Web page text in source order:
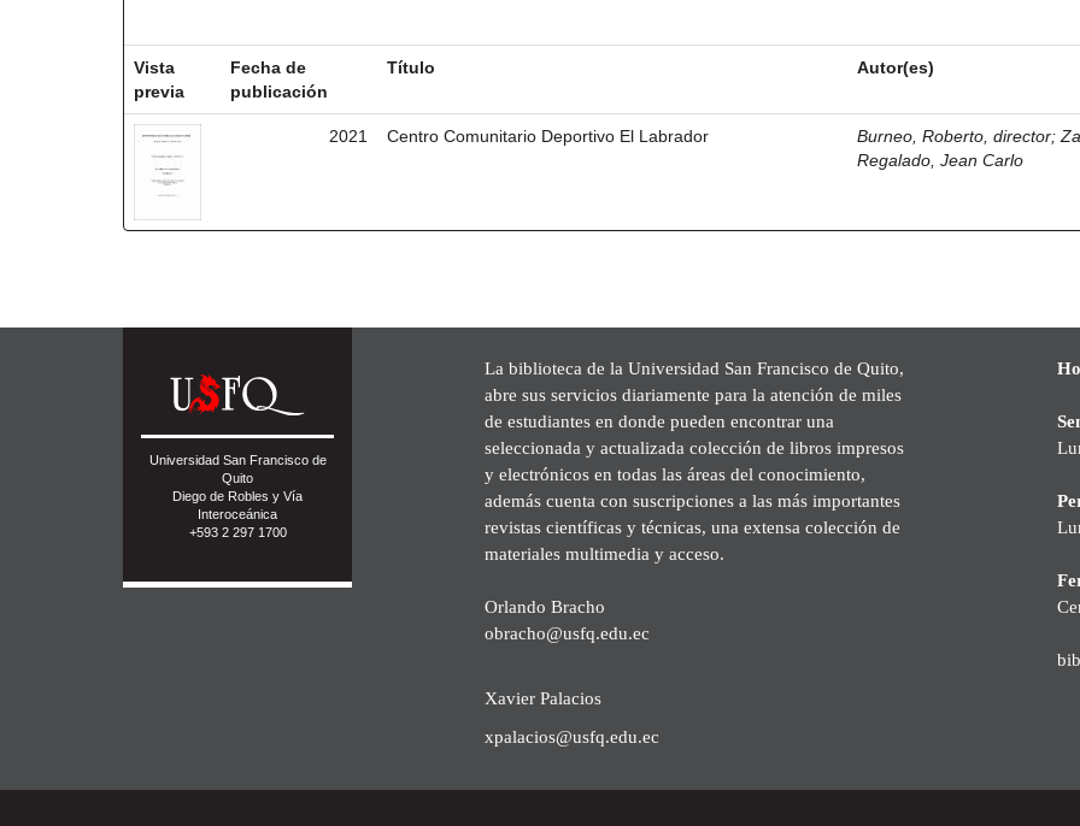
Vista
previa
Fecha de
publicación
Título Autor(es)
2021 Centro Comunitario Deportivo El Labrador Burneo, Roberto, director;
Regalado, Jean Carlo
Universidad San Francisco de
Quito
Diego de Robles y Vía
Interoceánica
+593 2 297 1700
La biblioteca de la Universidad San Francisco de Quito,
abre sus servicios diariamente para la atención de miles
de estudiantes en donde pueden encontrar una
seleccionada y actualizada colección de libros impresos
y electrónicos en todas las áreas del conocimiento,
además cuenta con suscripciones a las más importantes
revistas científicas y técnicas, una extensa colección de
materiales multimedia y acceso.
Orlando Bracho
obracho@usfq.edu.ec
Xavier Palacios
xpalacios@usfq.edu.ec